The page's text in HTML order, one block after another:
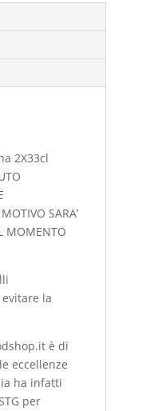
2X33cl
SARA’
MOMENTO
la
è di
eccellenze
ha infatti
per